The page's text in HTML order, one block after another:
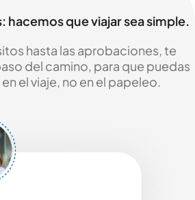
hacemos que viajar sea simple.
hasta las aprobaciones, te
del camino, para que puedas
el viaje, no en el papeleo.